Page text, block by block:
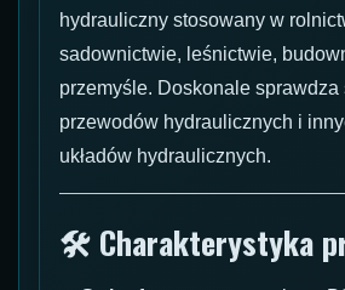
hydrauliczny stosowany w
sadownictwie, leśnictwie,
przemyśle. Doskonale sprawdza
przewodów hydraulicznych i
układów hydraulicznych.
🛠 Charakterystyka